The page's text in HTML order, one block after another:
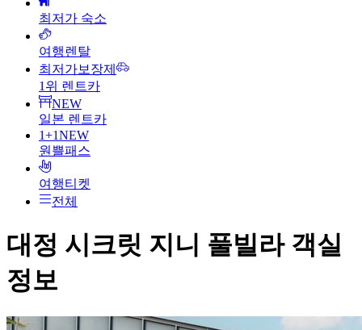
최저가 숙소
여행렌탈
최저가보장제
1위 렌트카
NEW
일본 렌트카
1+1NEW
원쁠패스
여행티켓
전체
대정 시크릿 지니 풀빌라객실
정보